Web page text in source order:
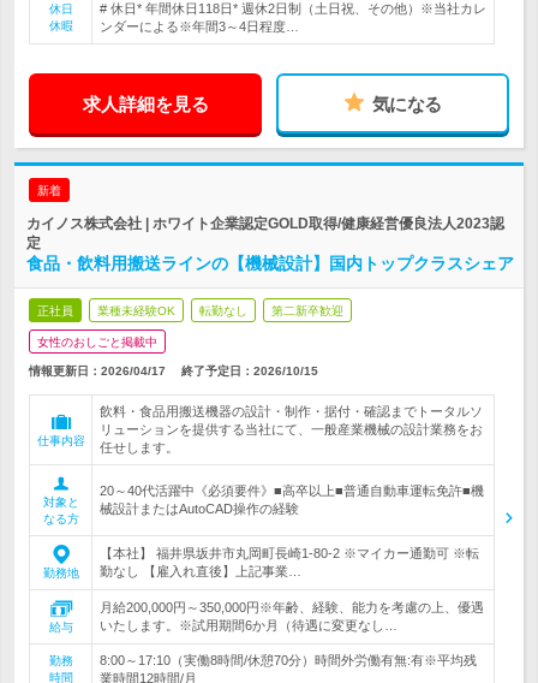
休日
休暇
# 休日* 年間休日118日* 週休2日制（土日祝、その他）※当社カレ
ンダーによる※年間3～4日程度…
求人詳細を見る 気になる
新着
カイノス株式会社 | ホワイト企業認定GOLD取得/健康経営優良法人2023認
定
食品・飲料用搬送ラインの【機械設計】国内トップクラスシェア
正社員 業種未経験OK 転勤なし 第二新卒歓迎
女性のおしごと掲載中
情報更新日：2026/04/17 終了予定日： 2026/10/15
仕事内容
飲料・食品用搬送機器の設計・制作・据付・確認までトータルソ
リューションを提供する当社にて、一般産業機械の設計業務をお
任せします。
対象と
なる方
20～40代活躍中《必須要件》■高卒以上■普通自動車運転免許■機
械設計またはAutoCAD操作の経験
勤務地
【本社】 福井県坂井市丸岡町長崎1-80-2 ※マイカー通勤可 ※転
勤なし 【雇入れ直後】上記事業…
給与
月給200,000円～350,000円※年齢、経験、能力を考慮の上、優遇
いたします。※試用期間6か月（待遇に変更なし…
勤務
時間
8:00～17:10（実働8時間/休憩70分）時間外労働有無:有※平均残
業時間12時間/月